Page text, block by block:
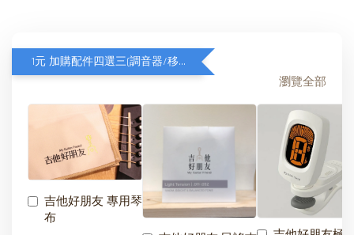
1元 加購配件四選三(調音器/移調夾/琴弦/琴布)
瀏覽全部
吉他好朋友 專用琴
布